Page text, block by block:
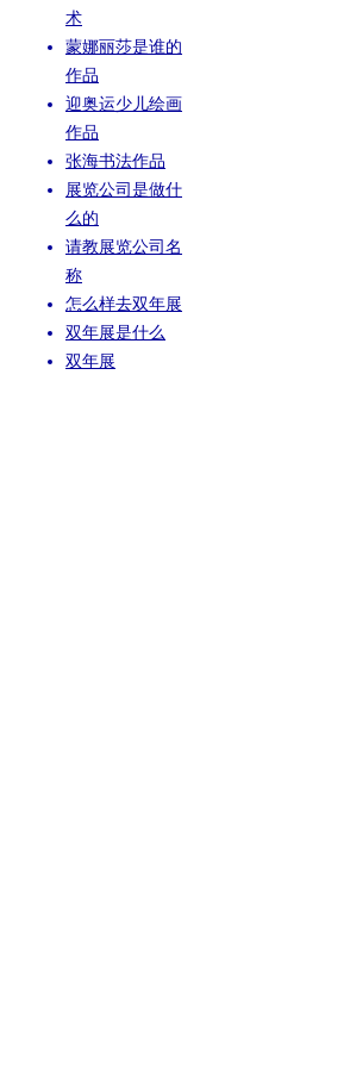
术
蒙娜丽莎是谁的
作品
迎奥运少儿绘画
作品
张海书法作品
展览公司是做什
么的
请教展览公司名
称
怎么样去双年展
双年展是什么
双年展